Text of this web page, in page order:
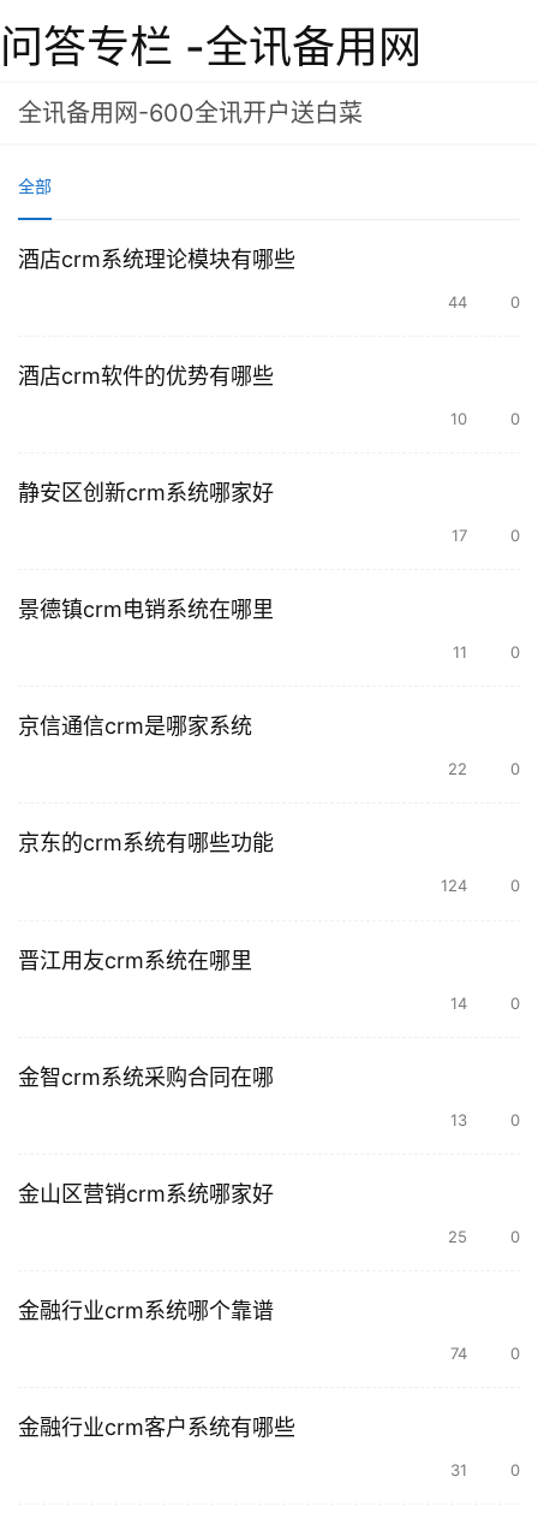
问答专栏 -全讯备用网
全讯备用网-600全讯开户送白菜
全部
酒店crm系统理论模块有哪些
44 0
酒店crm软件的优势有哪些
10 0
静安区创新crm系统哪家好
17 0
景德镇crm电销系统在哪里
11 0
京信通信crm是哪家系统
22 0
京东的crm系统有哪些功能
124 0
晋江用友crm系统在哪里
14 0
金智crm系统采购合同在哪
13 0
金山区营销crm系统哪家好
25 0
金融行业crm系统哪个靠谱
74 0
金融行业crm客户系统有哪些
31 0